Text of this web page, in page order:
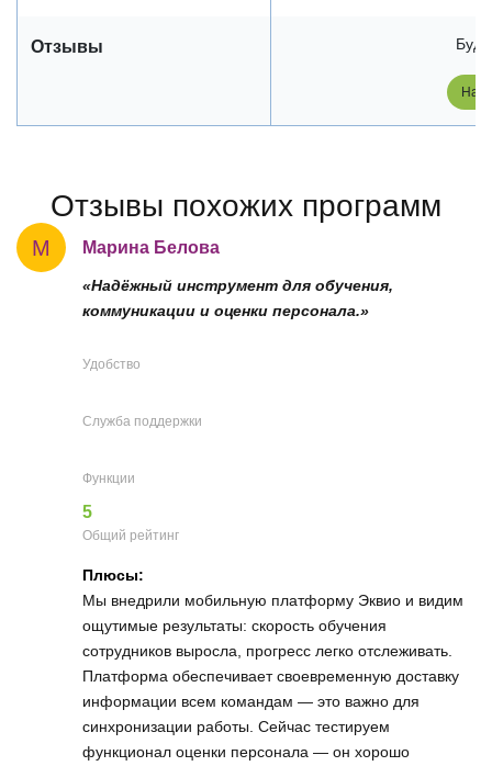
Отзывы
Отзывы похожих программ
М Марина Белова
«Надёжный инструмент для обучения,
коммуникации и оценки персонала.»
Удобство
Служба поддержки
Функции
5
Общий рейтинг
Плюсы:
Мы внедрили мобильную платформу Эквио и видим
ощутимые результаты: скорость обучения
сотрудников выросла, прогресс легко отслеживать.
Платформа обеспечивает своевременную доставку
информации всем командам — это важно для
синхронизации работы. Сейчас тестируем
функционал оценки персонала — он хорошо